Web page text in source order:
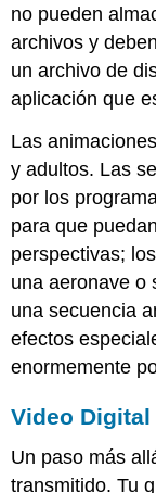
no pueden
archivos y
un archivo de
aplicación que
Las
y adultos. Las
por los
para que
perspectivas;
una aeronave o
una secuencia
efectos
enormemente
Video Digital
Un paso más
transmitido. Tu